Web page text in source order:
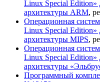
Linux Special
архитектуры ARM,
Операционная
Linux Special
архитектуры MIPS,
Операционная
Linux Special
архитектуры
Программный